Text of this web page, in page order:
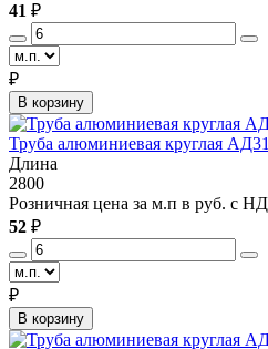
41 ₽
₽
В корзину
Труба алюминиевая круглая
Длина
2800
Розничная цена за м.п в руб. с
52 ₽
₽
В корзину